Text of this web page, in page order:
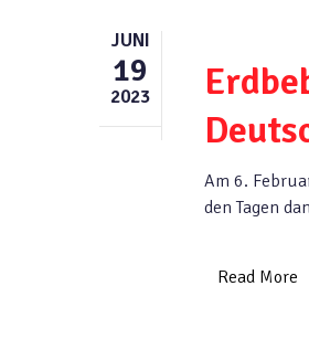
JUNI
19
2023
Am 6.
den Tagen
Read More